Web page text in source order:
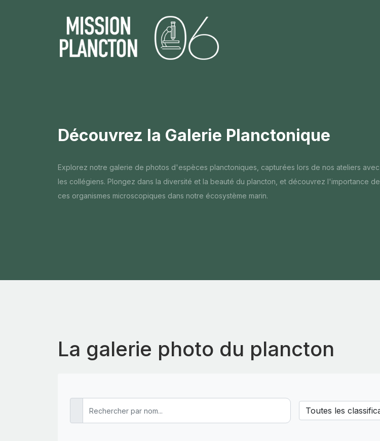
Découvrez la Galerie Planctonique
Explorez notre galerie de photos d'espèces planctoniques, capturées lors de nos ateliers avec
les collégiens. Plongez dans la diversité et la beauté du plancton, et découvrez l'importance de
ces organismes microscopiques dans notre écosystème marin.
La galerie photo du plancton